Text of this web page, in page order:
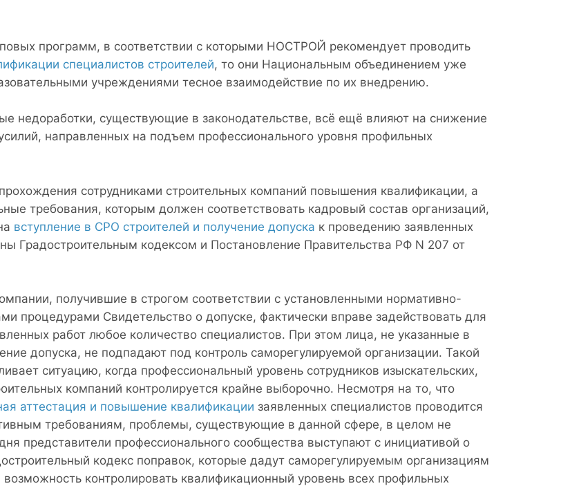
программ, в соответствии с которыми НОСТРОЙ рекомендует проводить
специалистов строителей, то они Национальным объединением уже
учреждениями тесное взаимодействие по их внедрению.
недоработки, существующие в законодательстве, всё ещё влияют на снижение
направленных на подъем профессионального уровня профильных
сотрудниками строительных компаний повышения квалификации, а
требования, которым должен соответствовать кадровый состав организаций,
вступление в СРО строителей и получение допуска к проведению заявленных
Градостроительным кодексом и Постановление Правительства РФ N 207 от
получившие в строгом соответствии с установленными нормативно-
процедурами Свидетельство о допуске, фактически вправе задействовать для
работ любое количество специалистов. При этом лица, не указанные в
допуска, не подпадают под контроль саморегулируемой организации. Такой
ситуацию, когда профессиональный уровень сотрудников изыскательских,
компаний контролируется крайне выборочно. Несмотря на то, что
аттестация и повышение квалификации заявленных специалистов проводится
требованиям, проблемы, существующие в данной сфере, в целом не
представители профессионального сообщества выступают с инициативой о
кодекс поправок, которые дадут саморегулируемым организациям
возможность контролировать квалификационный уровень всех профильных